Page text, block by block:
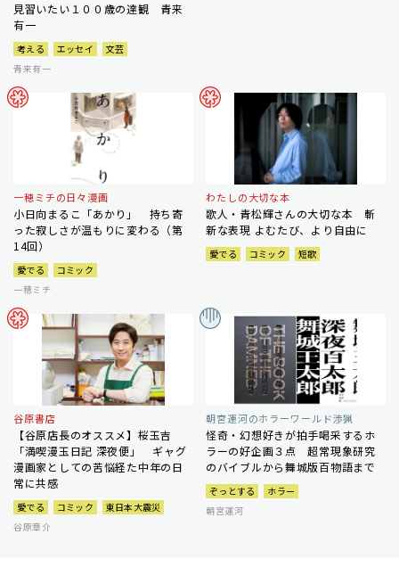
見習いたい１００歳の達観 青来
有一
考える エッセイ
文芸
青来有一
一穂ミチの日々漫画
小日向まるこ「あかり」 持ち寄
った寂しさが温もりに変わる（第
14回）
愛でる
コミック
一穂ミチ
わたしの大切な本
歌人・青松輝さんの大切な本 斬
新な表現 よむたび、より自由に
愛でる コミック 短歌
谷原書店
【谷原店長のオススメ】桜玉吉
「満喫漫玉日記 深夜便」 ギャグ
漫画家としての苦悩経た中年の日
常に共感
愛でる コミック
東日本大震災
谷原章介
朝宮運河のホラーワールド渉猟
怪奇・幻想好きが拍手喝采するホ
ラーの好企画３点 超常現象研究
のバイブルから舞城版百物語まで
ぞっとする
ホラー
朝宮運河